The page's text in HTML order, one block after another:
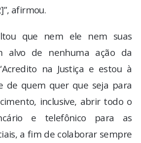
afirmou.
que nem ele nem suas
alvo de nenhuma ação da
na Justiça e estou à
de quem quer que seja para
inclusive, abrir todo o
e telefônico para as
a fim de colaborar sempre